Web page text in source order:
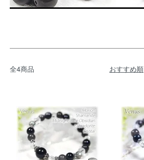
全4商品 おすすめ順